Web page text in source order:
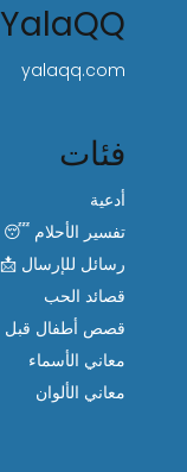
YalaQQ
yalaqq.com
فئات
أدعية
تفسير الأحلام 😴
رسائل للإرسال 📩
قصائد الحب
قصص أطفال قبل
معاني الأسماء
معاني الألوان